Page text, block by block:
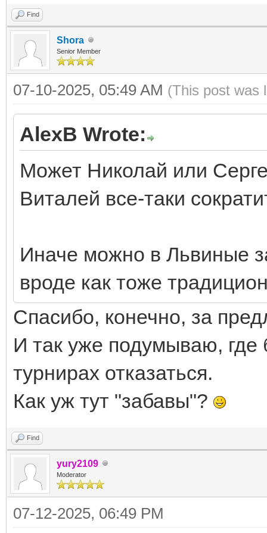
Find
Shora
Senior Member
07-10-2025, 05:49 AM (This post was
AlexB Wrote:
Может Николай или
Виталей все-таки
Иначе можно в Львиные
вроде как тоже
Спасибо, конечно, за
И так уже подумываю, где
турнирах отказаться.
Как уж тут "забавы"?
Find
yury2109
Moderator
07-12-2025, 06:49 PM